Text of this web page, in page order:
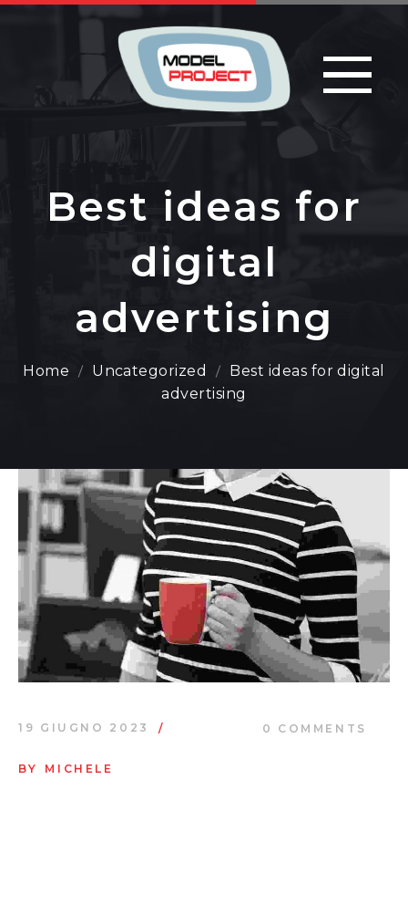
Best ideas for
digital
advertising
Home Uncategorized
Best ideas for digital
advertising
19 GIUGNO 2023 0 COMMENTS
BY MICHELE